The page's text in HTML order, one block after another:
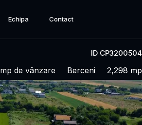
Echipa Contact
ID CP3200504
de vânzare Berceni 2,298 mp